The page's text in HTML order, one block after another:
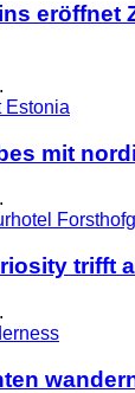
eröffnet
mit
trifft